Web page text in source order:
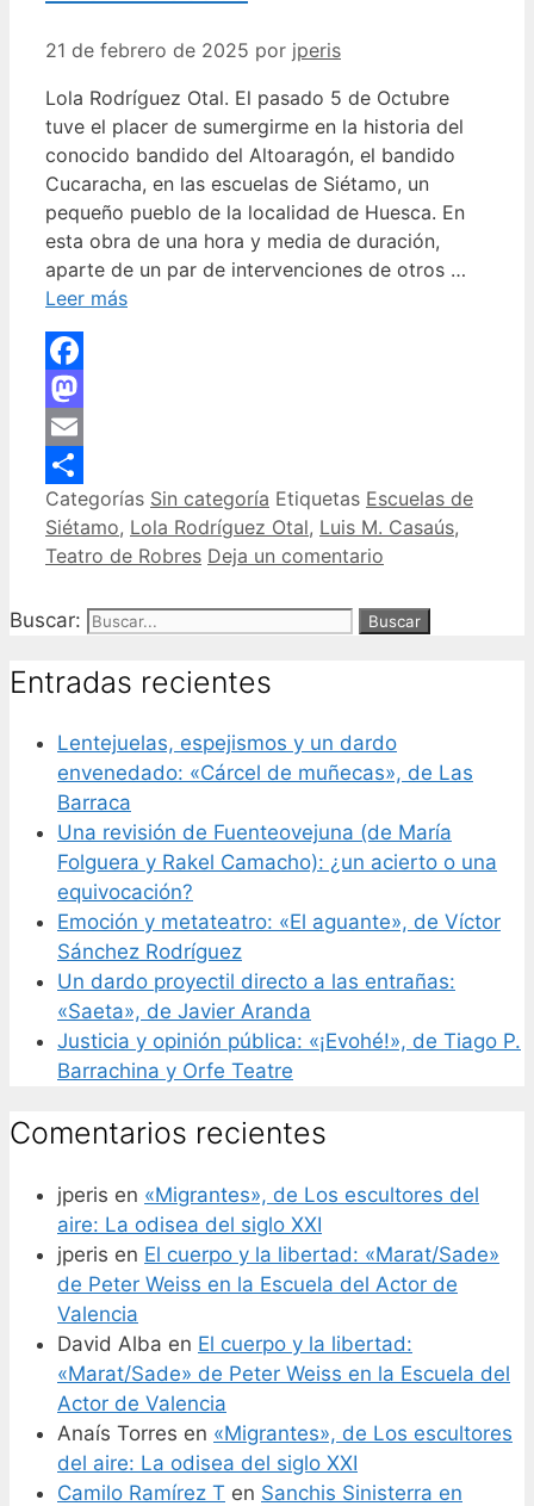
21 de febrero de 2025 por jperis
Lola Rodríguez Otal. El pasado 5 de Octubre
tuve el placer de sumergirme en la historia del
conocido bandido del Altoaragón, el bandido
Cucaracha, en las escuelas de Siétamo, un
pequeño pueblo de la localidad de Huesca. En
esta obra de una hora y media de duración,
aparte de un par de intervenciones de otros …
Leer más
Facebook
Mastodon
Email
Compartir
Categorías Sin categoría Etiquetas Escuelas de
Siétamo, Lola Rodríguez Otal, Luis M. Casaús,
Teatro de Robres Deja un comentario
Buscar:
Entradas recientes
Lentejuelas, espejismos y un dardo
envenedado: «Cárcel de muñecas», de Las
Barraca
Una revisión de Fuenteovejuna (de María
Folguera y Rakel Camacho): ¿un acierto o una
equivocación?
Emoción y metateatro: «El aguante», de Víctor
Sánchez Rodríguez
Un dardo proyectil directo a las entrañas:
«Saeta», de Javier Aranda
Justicia y opinión pública: «¡Evohé!», de Tiago P.
Barrachina y Orfe Teatre
Comentarios recientes
jperis en «Migrantes», de Los escultores del
aire: La odisea del siglo XXI
jperis en El cuerpo y la libertad: «Marat/Sade»
de Peter Weiss en la Escuela del Actor de
Valencia
David Alba en El cuerpo y la libertad:
«Marat/Sade» de Peter Weiss en la Escuela del
Actor de Valencia
Anaís Torres en «Migrantes», de Los escultores
del aire: La odisea del siglo XXI
Camilo Ramírez T en Sanchis Sinisterra en